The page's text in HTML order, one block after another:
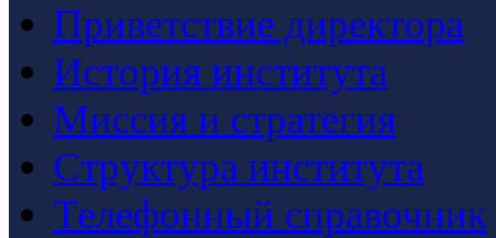
Приветствие директора
История института
Миссия и стратегия
Структура института
Телефонный справочник